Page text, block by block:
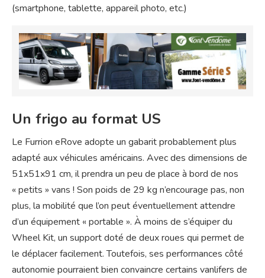
(smartphone, tablette, appareil photo, etc.)
Un frigo au format US
Le Furrion eRove adopte un gabarit probablement plus
adapté aux véhicules américains. Avec des dimensions de
51x51x91 cm, il prendra un peu de place à bord de nos
« petits » vans ! Son poids de 29 kg n’encourage pas, non
plus, la mobilité que l’on peut éventuellement attendre
d’un équipement « portable ». À moins de s’équiper du
Wheel Kit, un support doté de deux roues qui permet de
le déplacer facilement. Toutefois, ses performances côté
autonomie pourraient bien convaincre certains vanlifers de